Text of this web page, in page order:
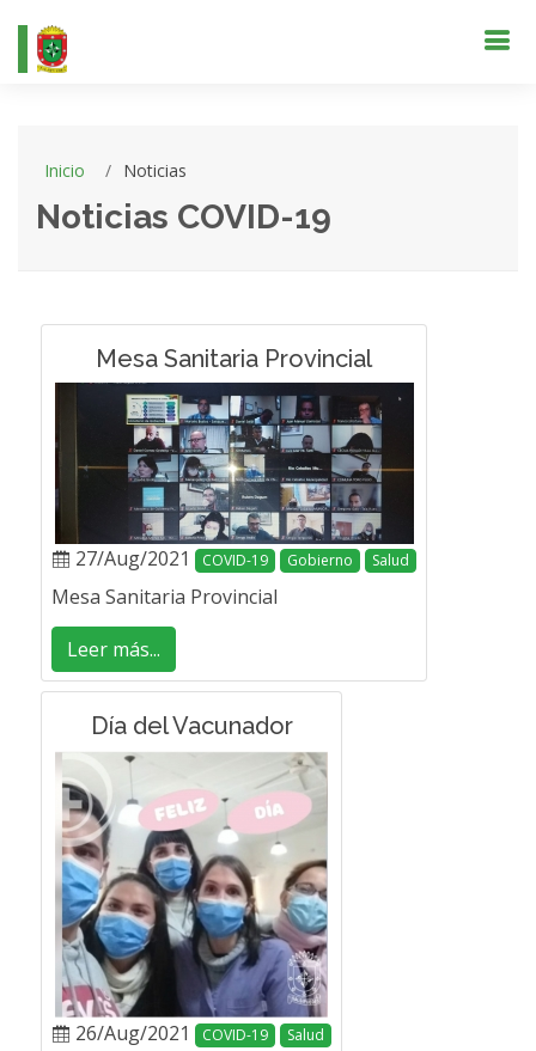
Inicio Noticias
Noticias COVID-19
Mesa Sanitaria Provincial
27/Aug/2021 COVID-19 Gobierno Salud
Mesa Sanitaria Provincial
Leer más...
Día del Vacunador
26/Aug/2021 COVID-19 Salud